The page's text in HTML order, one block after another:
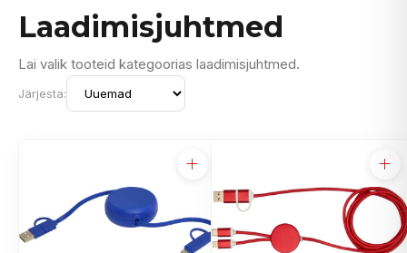
Laadimisjuhtmed
Lai valik tooteid kategoorias laadimisjuhtmed.
Järjesta: